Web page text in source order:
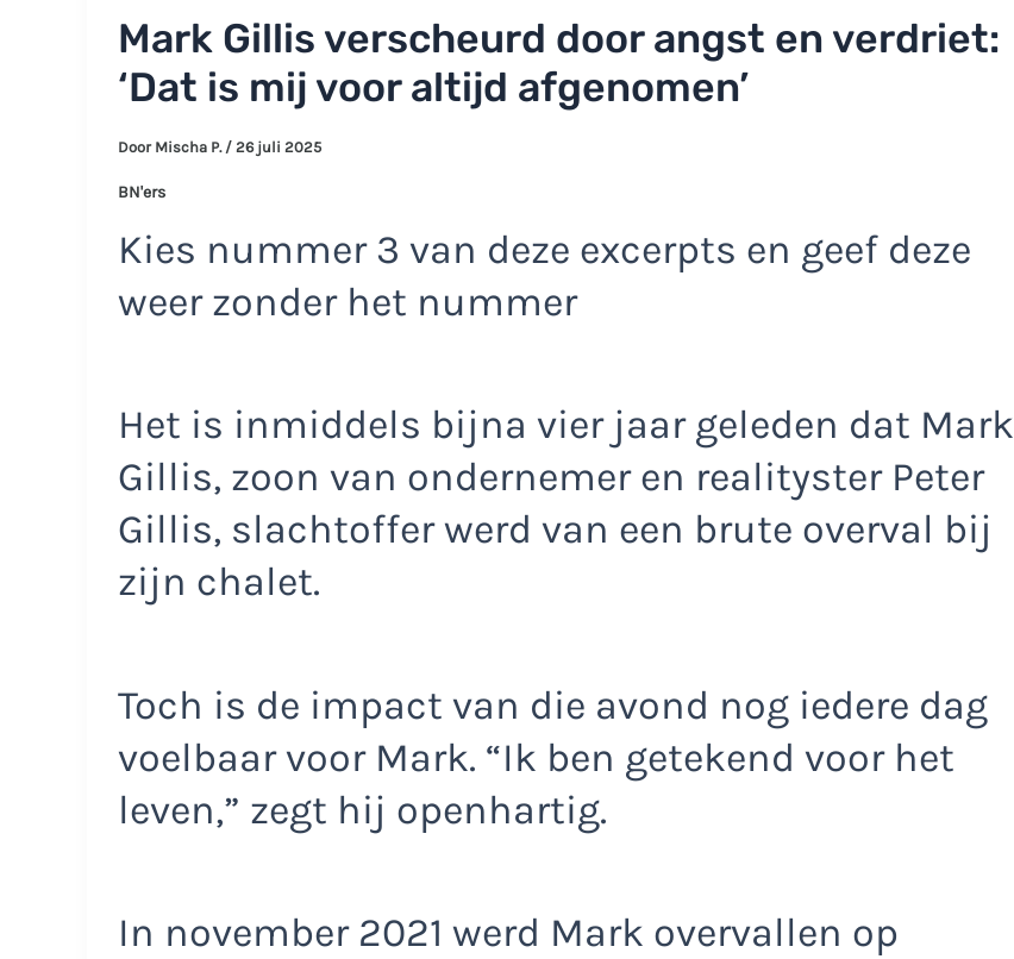
Mark Gillis verscheurd door angst en verdriet:
‘Dat is mij voor altijd afgenomen’
Door Mischa P. / 26 juli 2025
BN'ers
Kies nummer 3 van deze excerpts en geef deze
weer zonder het nummer
Het is inmiddels bijna vier jaar geleden dat Mark
Gillis, zoon van ondernemer en realityster Peter
Gillis, slachtoffer werd van een brute overval bij
zijn chalet.
Toch is de impact van die avond nog iedere dag
voelbaar voor Mark. “Ik ben getekend voor het
leven,” zegt hij openhartig.
In november 2021 werd Mark overvallen op